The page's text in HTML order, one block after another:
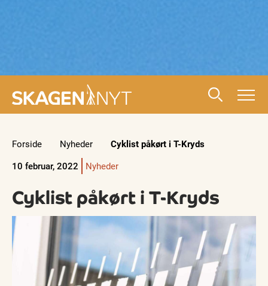
Forside Nyheder
Cyklist påkørt i T-Kryds
10 februar, 2022
Nyheder
Cyklist påkørt i T-Kryds